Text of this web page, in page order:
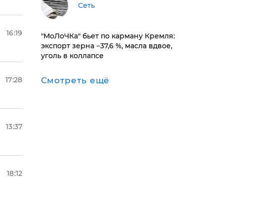
16:19
17:28
13:37
18:12
Сеть
​"МоЛоЧКа" бьет по карману Кремля:
экспорт зерна −37,6 %, масла вдвое,
уголь в коллапсе
Смотреть ещё